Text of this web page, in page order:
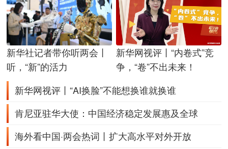
新华社记者带你听两会丨
听，“新”的活力
新华网视评丨“内卷式”竞
争，“卷”不出未来！
新华网视评丨“AI换脸”不能想换谁就换谁
肯尼亚驻华大使：中国经济稳定发展惠及全球
海外看中国·两会热词丨扩大高水平对外开放